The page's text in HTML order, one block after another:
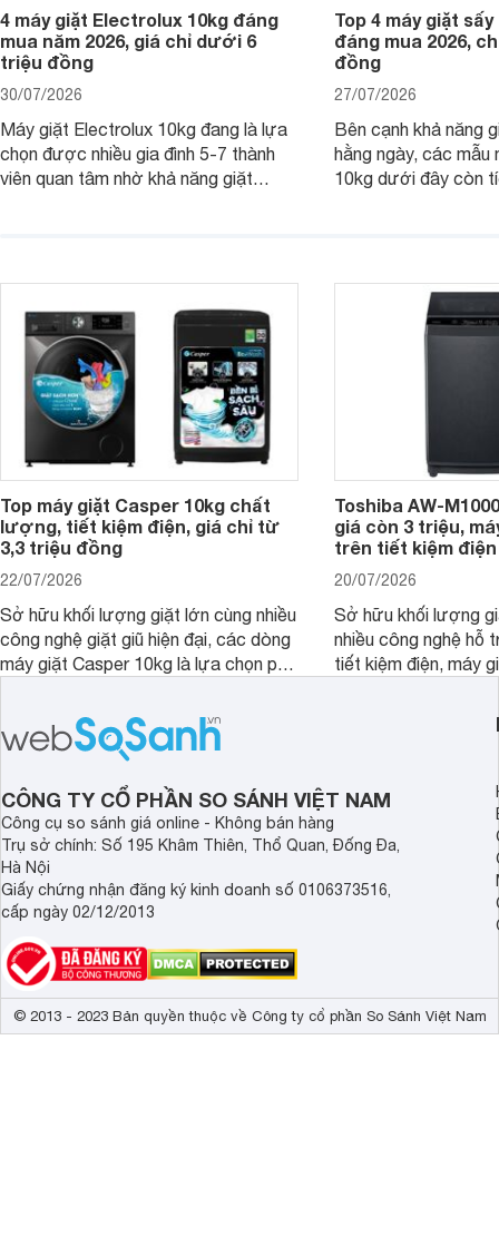
4 máy giặt Electrolux 10kg đáng
mua năm 2026, giá chỉ dưới 6
triệu đồng
30/07/2026
Máy giặt Electrolux 10kg đang là lựa
chọn được nhiều gia đình 5-7 thành
viên quan tâm nhờ khả năng giặt
Top 4 máy giặt
đáng mua 2026,
đồng
27/07/2026
Bên cạnh khả năng
hằng ngày, các mẫu
10kg dưới đây còn
Top máy giặt Casper 10kg chất
lượng, tiết kiệm điện, giá chỉ từ
3,3 triệu đồng
22/07/2026
Sở hữu khối lượng giặt lớn cùng nhiều
công nghệ giặt giũ hiện đại, các dòng
máy giặt Casper 10kg là lựa chọn phù
Toshiba AW-
giá còn 3 triệu,
trên tiết kiệm
20/07/2026
Sở hữu khối lượng
nhiều công nghệ hỗ
tiết kiệm điện, máy
nhắc cho các gia
bán hiện đã giảm
CÔNG TY CỔ PHẦN SO SÁNH VIỆT NAM
Công cụ so sánh giá online - Không bán hàng
Trụ sở chính: Số 195 Khâm Thiên, Thổ Quan, Đống Đa,
Hà Nội
Giấy chứng nhận đăng ký kinh doanh số 0106373516,
cấp ngày 02/12/2013
© 2013 - 2023 Bản quyền thuộc về Công ty cổ phần So Sánh Việt Nam